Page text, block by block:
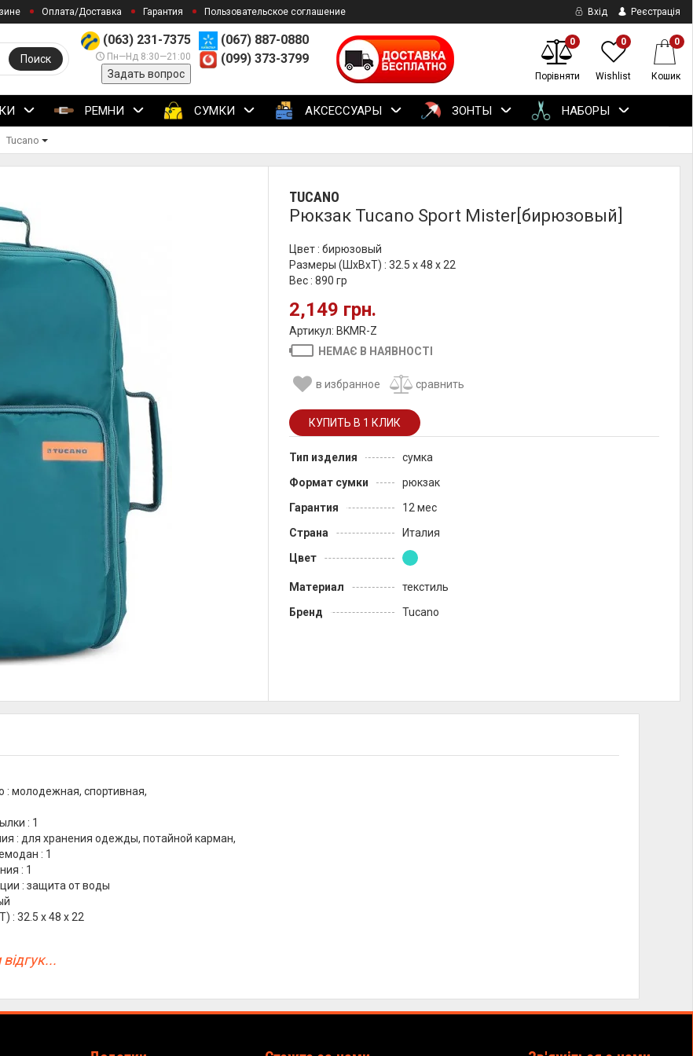
Оплата/Доставка Гарантия Пользовательское соглашение Вхід Реєстрація
(063) 231-7375
Пн—Нд 8:30—21:00
Задать вопрос
(067) 887-0880
(099) 373-3799
Поиск
0
Порівняти
0
Wishlist
0
Кошик
РЕМНИ СУМКИ АКСЕССУАРЫ ЗОНТЫ НАБОРЫ
Tucano
TUCANO
Рюкзак Tucano Sport Mister[бирюзовый]
Цвет : бирюзовый
Размеры (ШхВхТ) : 32.5 x 48 x 22
Вес : 890 гр
2,149 грн.
Артикул: BKMR-Z
НЕМАЄ В НАЯВНОСТІ
в избранное сравнить
Тип изделия
сумка
Формат сумки
рюкзак
Гарантия
12 мес
Страна
Италия
Цвет
Материал
текстиль
Бренд
Tucano
: молодежная, спортивная,
: 1
: для хранения одежды, потайной карман,
: 1
: 1
: защита от воды
: 32.5 x 48 x 22